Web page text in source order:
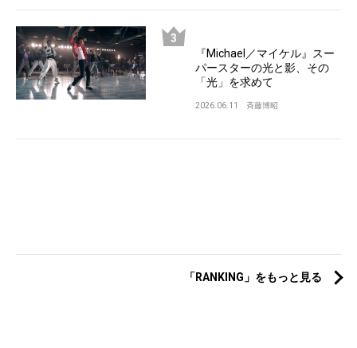
『Michael／マイケル』スー
パースターの光と影、その
「光」を求めて
2026.06.11 斉藤博昭
「RANKING」をもっと見る